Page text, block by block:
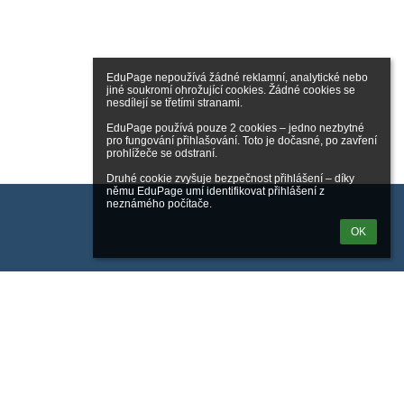
EduPage nepoužívá žádné reklamní, analytické nebo
jiné soukromí ohrožující cookies. Žádné cookies se
nesdílejí se třetími stranami.
EduPage používá pouze 2 cookies – jedno nezbytné
pro fungování přihlašování. Toto je dočasné, po zavření
prohlížeče se odstraní.
Druhé cookie zvyšuje bezpečnost přihlášení – díky
němu EduPage umí identifikovat přihlášení z
neznámého počítače.
OK